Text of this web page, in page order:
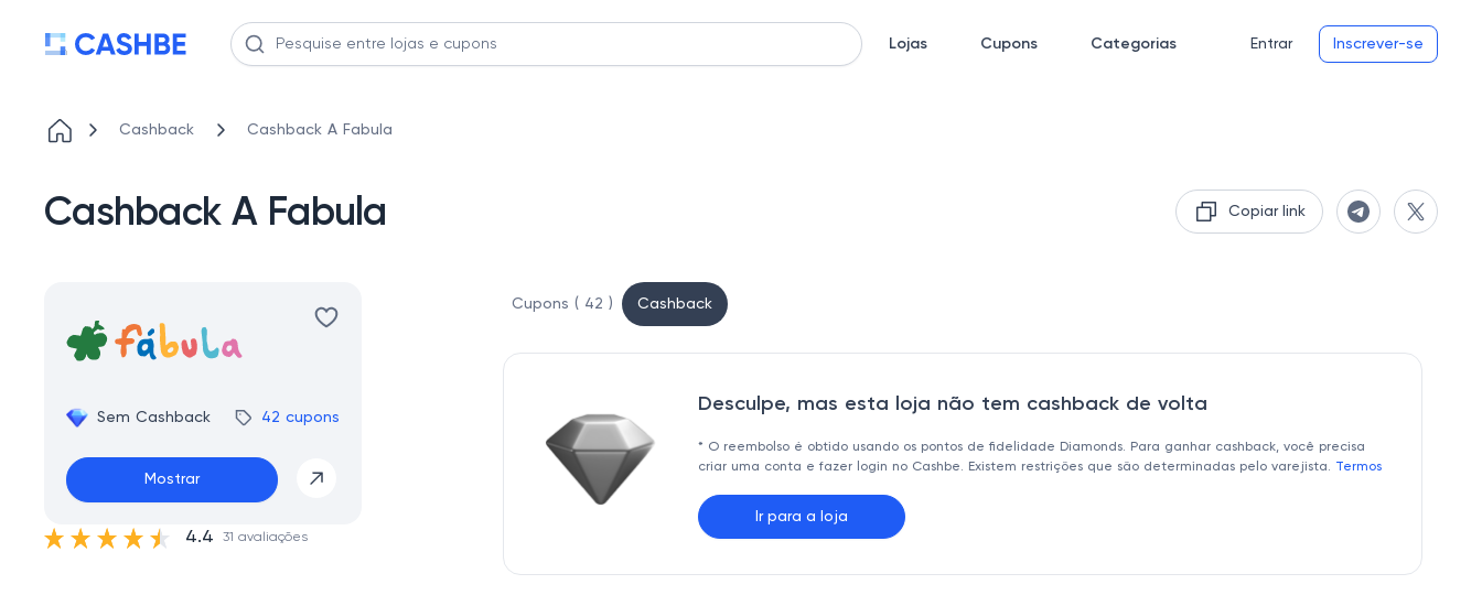
Lojas Cupons Categorias Entrar Inscrever-se
Cashback Cashback A Fabula
Cashback A Fabula Copiar link
Sem Cashback 42 cupons
Mostrar
4.4 31 avaliações
Cupons ( 42 ) Cashback
Desculpe, mas esta loja não tem cashback de volta
* O reembolso é obtido usando os pontos de fidelidade Diamonds. Para ganhar cashback, você precisa
criar uma conta e fazer login no Cashbe. Existem restrições que são determinadas pelo varejista. Termos
Ir para a loja